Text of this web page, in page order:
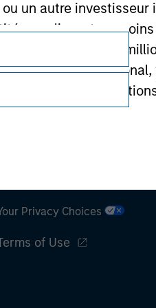
un autre
remplissant au
net de 40
national ou
les
similaires
Privacy Choices
of Use